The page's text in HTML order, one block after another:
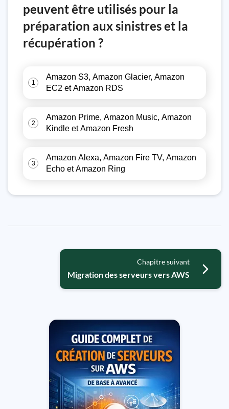
peuvent être utilisés pour la
préparation aux sinistres et la
récupération ?
1
Amazon S3, Amazon Glacier, Amazon
EC2 et Amazon RDS
2
Amazon Prime, Amazon Music, Amazon
Kindle et Amazon Fresh
3
Amazon Alexa, Amazon Fire TV, Amazon
Echo et Amazon Ring
Chapitre suivant
Migration des serveurs vers AWS